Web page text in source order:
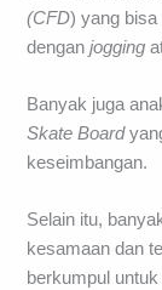
(CFD) yang
denganjogging
Banyak juga
Skate Board
keseimbangan.
Selain itu,
kesamaan dan
berkumpul